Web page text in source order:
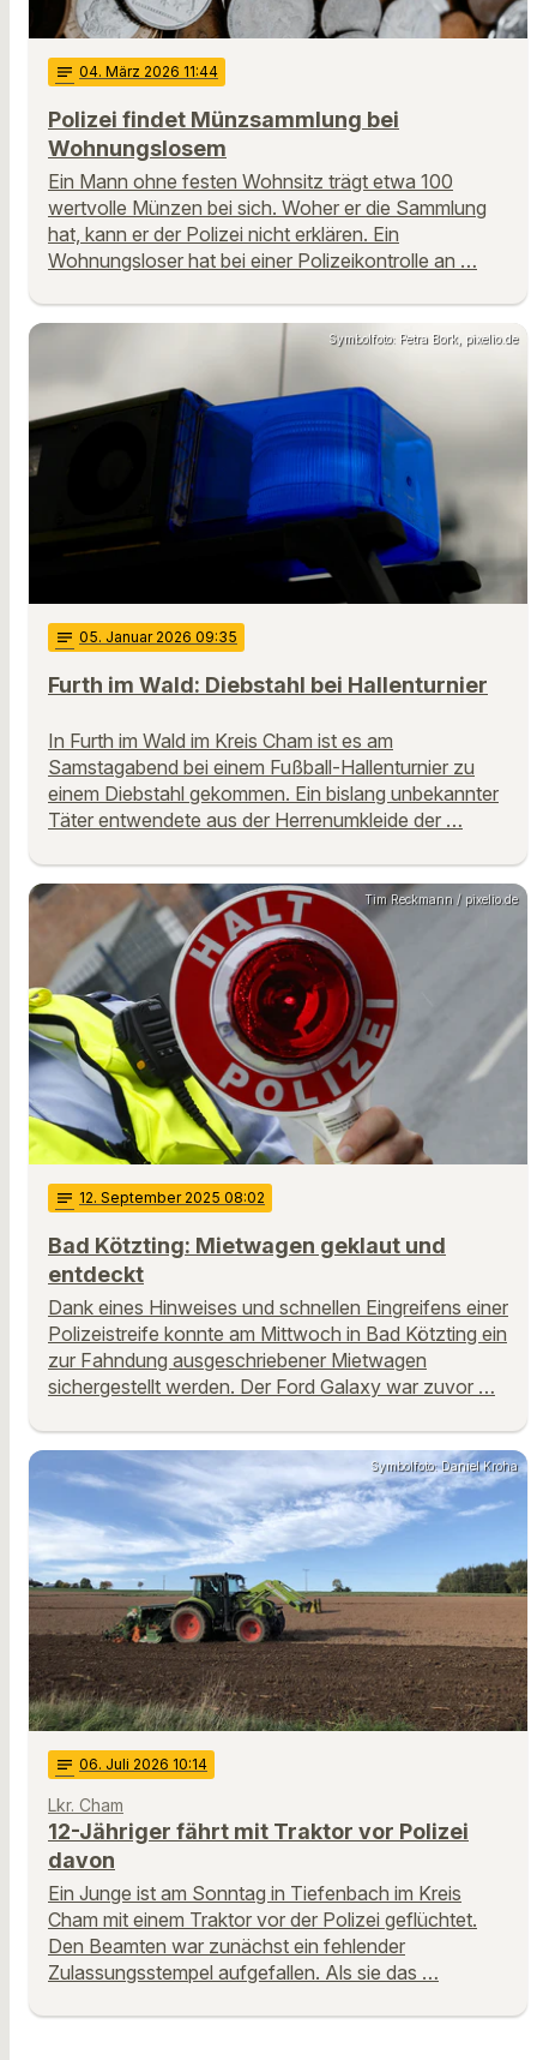
notes 04. März 2026 11:44
Polizei findet Münzsammlung bei
Wohnungslosem
Ein Mann ohne festen Wohnsitz trägt etwa 100
wertvolle Münzen bei sich. Woher er die Sammlung
hat, kann er der Polizei nicht erklären. Ein
Wohnungsloser hat bei einer Polizeikontrolle an …
Symbolfoto: Petra Bork, pixelio.de
notes 05. Januar 2026 09:35
Furth im Wald: Diebstahl bei Hallenturnier
In Furth im Wald im Kreis Cham ist es am
Samstagabend bei einem Fußball-Hallenturnier zu
einem Diebstahl gekommen. Ein bislang unbekannter
Täter entwendete aus der Herrenumkleide der …
Tim Reckmann / pixelio.de
notes 12. September 2025 08:02
Bad Kötzting: Mietwagen geklaut und
entdeckt
Dank eines Hinweises und schnellen Eingreifens einer
Polizeistreife konnte am Mittwoch in Bad Kötzting ein
zur Fahndung ausgeschriebener Mietwagen
sichergestellt werden. Der Ford Galaxy war zuvor …
Symbolfoto: Daniel Kroha
notes 06. Juli 2026 10:14
Lkr. Cham
12-Jähriger fährt mit Traktor vor Polizei
davon
Ein Junge ist am Sonntag in Tiefenbach im Kreis
Cham mit einem Traktor vor der Polizei geflüchtet.
Den Beamten war zunächst ein fehlender
Zulassungsstempel aufgefallen. Als sie das …